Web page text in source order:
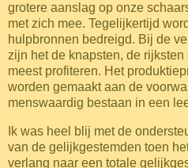
grotere aanslag op onze
met zich mee. Tegelijkertijd
hulpbronnen bedreigd. Bij de
zijn het de knapsten, de
meest profiteren. Het
worden gemaakt aan de
menswaardig bestaan in een
Ik was heel blij met de
van de gelijkgestemden toen
verlang naar een totale